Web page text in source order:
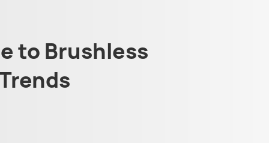
to Brushless